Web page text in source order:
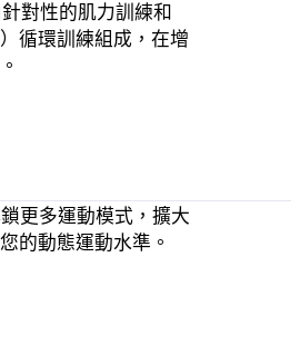
對性的肌力訓練和
循環訓練組成，在增
更多運動模式，擴大
的動態運動水準。